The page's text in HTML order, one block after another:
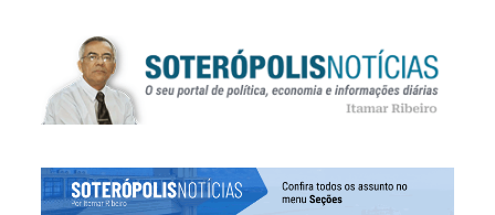
SOTERÓPOLIS NOTÍCIAS
PORTAL DE NOTÍCIAS DE SALVADOR E